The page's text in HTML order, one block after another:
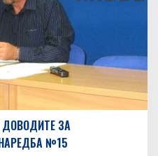
ЗА
№15